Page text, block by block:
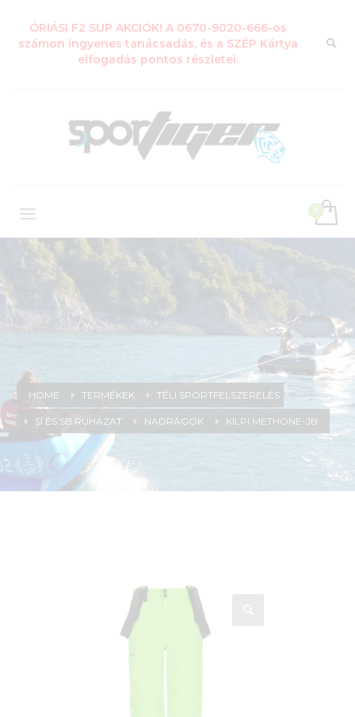
ÓRIÁSI F2 SUP AKCIÓK! A 0670-9020-666-os
számon ingyenes tanácsadás, és a SZÉP Kártya
elfogadás pontos részletei.
HOME TERMÉKEK TÉLI SPORTFELSZERELÉS
SÍ ÉS SB RUHÁZAT NADRÁGOK KILPI METHONE-JB